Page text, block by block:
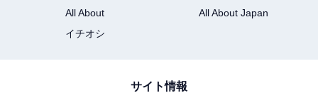
All About
All About Japan
イチオシ
サイト情報